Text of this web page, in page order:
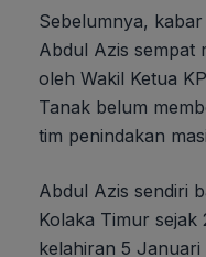
Sebelumnya,
Abdul Azis sempat
oleh Wakil Ketua
Tanak belum
tim penindakan
Abdul Azis sendiri
Kolaka Timur sejak
kelahiran 5 Januari